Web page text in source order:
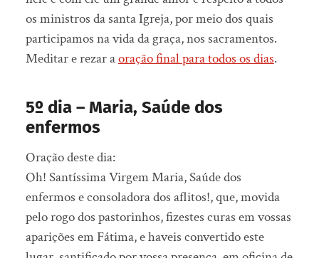
os ministros da santa Igreja, por meio dos quais
participamos na vida da graça, nos sacramentos.
Meditar e rezar aoração final para todos os dias.
5º dia – Maria, Saúde dos
enfermos
Oração deste dia:
Oh! Santíssima Virgem Maria, Saúde dos
enfermos e consoladora dos aflitos!, que, movida
pelo rogo dos pastorinhos, fizestes curas em vossas
aparições em Fátima, e haveis convertido este